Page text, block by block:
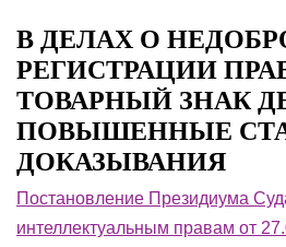
В ДЕЛАХ О
РЕГИСТРАЦИИ
ТОВАРНЫЙ ЗНАК
ПОВЫШЕННЫЕ
ДОКАЗЫВАНИЯ
Постановление Президиума
интеллектуальным правам от